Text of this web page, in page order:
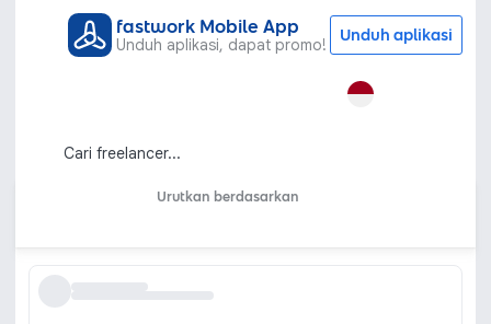
fastwork Mobile App
Unduh aplikasi, dapat promo! Unduh aplikasi
Branding Profesional
Urutkan berdasarkan